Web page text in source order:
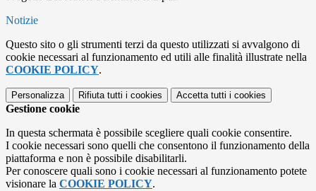
Notizie
Questo sito o gli strumenti terzi da questo utilizzati si avvalgono di
cookie necessari al funzionamento ed utili alle finalità illustrate nella
COOKIE POLICY.
Personalizza Rifiuta tutti i cookies Accetta tutti i cookies
Gestione cookie
In questa schermata è possibile scegliere quali cookie consentire.
I cookie necessari sono quelli che consentono il funzionamento della
piattaforma e non è possibile disabilitarli.
Per conoscere quali sono i cookie necessari al funzionamento potete
visionare la COOKIE POLICY.